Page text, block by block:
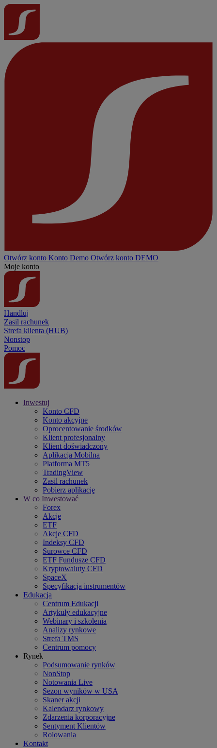
Otwórz konto Konto Demo Otwórz konto DEMO
Moje konto
Handluj
Zasil rachunek
Strefa klienta (HUB)
Nonstop
Pomoc
Inwestuj
Konto CFD
Konto akcyjne
Oprocentowanie środków
Klient profesjonalny
Klient doświadczony
Aplikacja Mobilna
Platforma MT5
TradingView
Zasil rachunek
Pobierz aplikację
W co Inwestować
Forex
Akcje
ETF
Akcje CFD
Indeksy CFD
Surowce CFD
ETF Fundusze CFD
Kryptowaluty CFD
SpaceX
Specyfikacja instrumentów
Edukacja
Centrum Edukacji
Artykuły edukacyjne
Webinary i szkolenia
Analizy rynkowe
Strefa TMS
Centrum pomocy
Rynek
Podsumowanie rynków
NonStop
Notowania Live
Sezon wyników w USA
Skaner akcji
Kalendarz rynkowy
Zdarzenia korporacyjne
Sentyment Klientów
Rolowania
Kontakt